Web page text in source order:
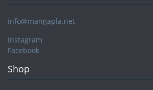
info@mangapla.net
Instagram
Facebook
Shop